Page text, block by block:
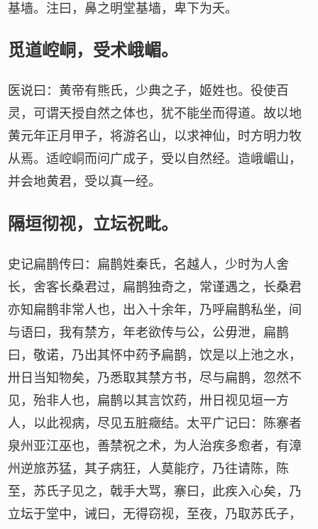
基墙。注曰，鼻之明堂基墙，卑下为夭。
觅道崆峒，受术峨嵋。
医说曰：黄帝有熊氏，少典之子，姬姓也。役使百
灵，可谓天授自然之体也，犹不能坐而得道。故以地
黄元年正月甲子，将游名山，以求神仙，时方明力牧
从焉。适崆峒而问广成子，受以自然经。造峨嵋山，
并会地黄君，受以真一经。
隔垣彻视，立坛祝毗。
史记扁鹊传曰：扁鹊姓秦氏，名越人，少时为人舍
长，舍客长桑君过，扁鹊独奇之，常谨遇之，长桑君
亦知扁鹊非常人也，出入十余年，乃呼扁鹊私坐，间
与语曰，我有禁方，年老欲传与公，公毋泄，扁鹊
曰，敬诺，乃出其怀中药予扁鹊，饮是以上池之水，
卅日当知物矣，乃悉取其禁方书，尽与扁鹊，忽然不
见，殆非人也，扁鹊以其言饮药，卅日视见垣一方
人，以此视病，尽见五脏癥结。太平广记曰：陈寨者
泉州亚江巫也，善禁祝之术，为人治疾多愈者，有漳
州逆旅苏猛，其子病狂，人莫能疗，乃往请陈，陈
至，苏氏子见之，戟手大骂，寨曰，此疾入心矣，乃
立坛于堂中，诫曰，无得窃视，至夜，乃取苏氏子，